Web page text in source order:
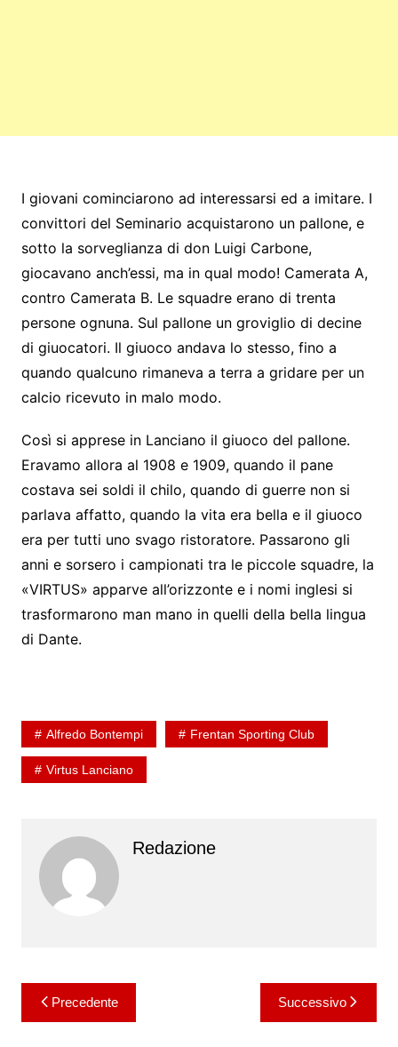
I giovani cominciarono ad interessarsi ed a imitare. I
convittori del Seminario acquistarono un pallone, e
sotto la sorveglianza di don Luigi Carbone,
giocavano anch’essi, ma in qual modo! Camerata A,
contro Camerata B. Le squadre erano di trenta
persone ognuna. Sul pallone un groviglio di decine
di giuocatori. Il giuoco andava lo stesso, fino a
quando qualcuno rimaneva a terra a gridare per un
calcio ricevuto in malo modo.
Così si apprese in Lanciano il giuoco del pallone.
Eravamo allora al 1908 e 1909, quando il pane
costava sei soldi il chilo, quando di guerre non si
parlava affatto, quando la vita era bella e il giuoco
era per tutti uno svago ristoratore. Passarono gli
anni e sorsero i campionati tra le piccole squadre, la
«VIRTUS» apparve all’orizzonte e i nomi inglesi si
trasformarono man mano in quelli della bella lingua
di Dante.
Alfredo Bontempi Frentan Sporting Club
Virtus Lanciano
Redazione
Navigazione
articoli
Precedente Successivo